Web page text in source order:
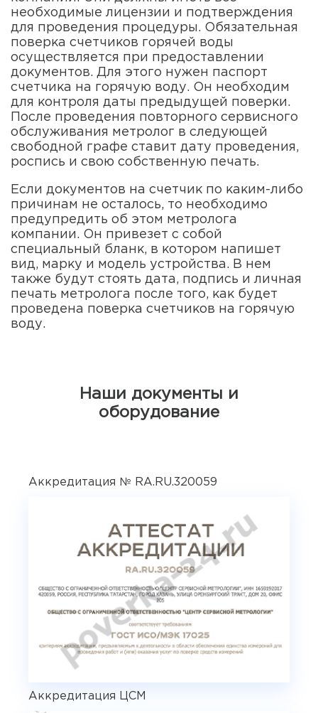
необходимые лицензии и подтверждения
для проведения процедуры. Обязательная
поверка счетчиков горячей воды
осуществляется при предоставлении
документов. Для этого нужен паспорт
счетчика на горячую воду. Он необходим
для контроля даты предыдущей поверки.
После проведения повторного сервисного
обслуживания метролог в следующей
свободной графе ставит дату проведения,
роспись и свою собственную печать.
Если документов на счетчик по каким-либо
причинам не осталось, то необходимо
предупредить об этом метролога
компании. Он привезет с собой
специальный бланк, в котором напишет
вид, марку и модель устройства. В нем
также будут стоять дата, подпись и личная
печать метролога после того, как будет
проведена поверка счетчиков на горячую
воду.
Наши документы и
оборудование
Аккредитация № RA.RU.320059
Аккредитация ЦСМ